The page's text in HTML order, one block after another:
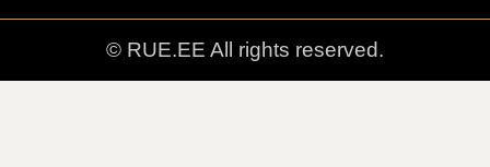
© RUE.EE All rights reserved.